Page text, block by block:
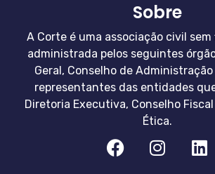
Sobre
A Corte é uma associação civil
administrada pelos seguintes
Geral, Conselho de
representantes das entidades
Diretoria Executiva, Conselho
Ética.